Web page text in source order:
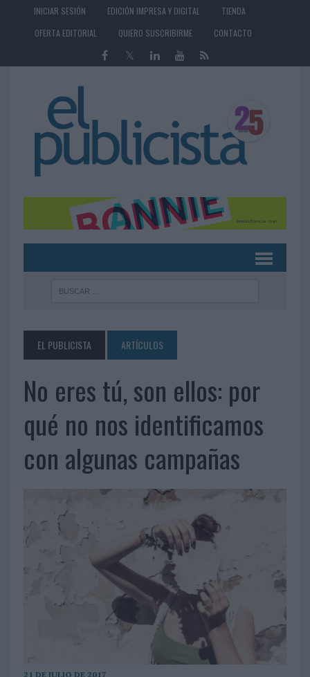
INICIAR SESIÓN EDICIÓN IMPRESA Y DIGITAL
TIENDA
OFERTA EDITORIAL
QUIERO SUSCRIBIRME CONTACTO
EL PUBLICISTA ARTÍCULOS
No eres tú, son ellos: por
qué no nos identificamos
con algunas campañas
21 DE JULIO DE 2017